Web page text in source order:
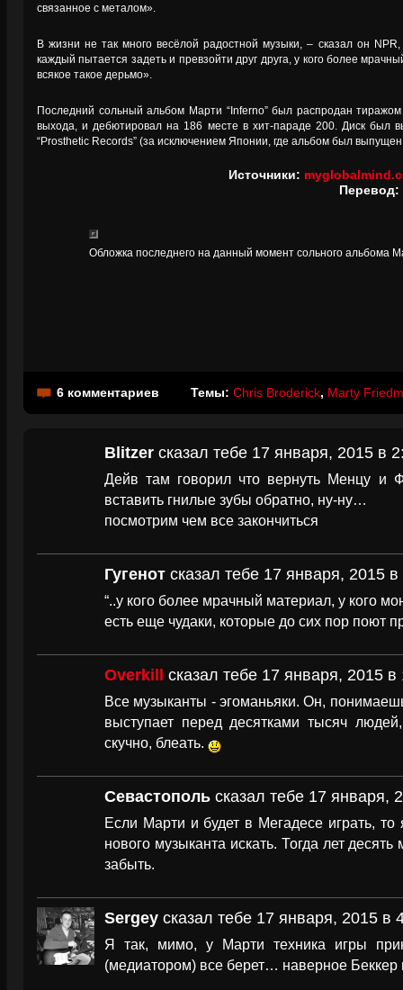
связанное с металом».
В жизни не так много весёлой радостной музыки, – сказал он
каждый пытается задеть и превзойти друг друга, у кого более
всякое такое дерьмо».
Последний сольный альбом Марти “Inferno” был распродан
выхода, и дебютировал на 186 месте в хит-параде 200. Диск был
“Prosthetic Records” (за исключением Японии, где альбом был
Источники:
Перевод:
Обложка последнего на данный момент сольного альбома
6 комментариев Темы: Chris Broderick, Marty
Blitzer сказал тебе 17 января, 2015 в
Дейв там говорил что вернуть Менцу и
вставить гнилые зубы обратно, ну-ну…
посмотрим чем все закончиться
Гугенот сказал тебе 17 января, 2015
“..у кого более мрачный материал, у кого
есть еще чудаки, которые до сих пор поют
Overkill сказал тебе 17 января, 2015 в
Все музыканты - эгоманьяки. Он,
выступает перед десятками тысяч
скучно, блеать.
Севастополь сказал тебе 17 января,
Если Марти и будет в Мегадесе играть,
нового музыканта искать. Тогда лет
забыть.
Sergey сказал тебе 17 января, 2015 в
Я так, мимо, у Марти техника игры
(медиатором) все берет… наверное